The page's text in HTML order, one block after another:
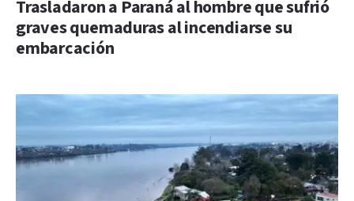
Trasladaron a Paraná al hombre que sufrió
graves quemaduras al incendiarse su
embarcación